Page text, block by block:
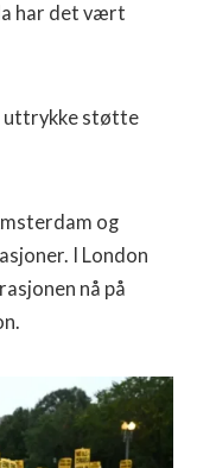
har det vært
uttrykke støtte
og
I London
nå på